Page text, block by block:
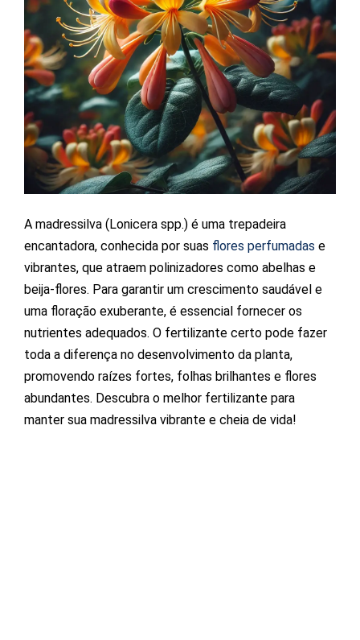
A madressilva (Lonicera spp.) é uma trepadeira
encantadora, conhecida por suas flores perfumadas e
vibrantes, que atraem polinizadores como abelhas e
beija-flores. Para garantir um crescimento saudável e
uma floração exuberante, é essencial fornecer os
nutrientes adequados. O fertilizante certo pode fazer
toda a diferença no desenvolvimento da planta,
promovendo raízes fortes, folhas brilhantes e flores
abundantes. Descubra o melhor fertilizante para
manter sua madressilva vibrante e cheia de vida!